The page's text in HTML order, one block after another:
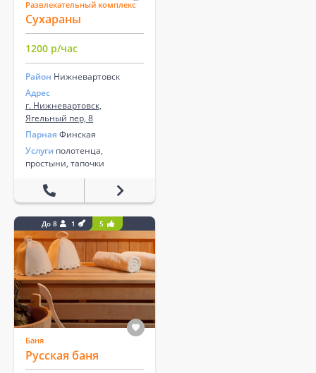
Развлекательный комплекс
Сухараны
1200 р/час
Район Нижневартовск
Адрес
г. Нижневартовск,
Ягельный пер, 8
Парная Финская
Услуги полотенца,
простыни, тапочки
До 8 1 5
Баня
Русская баня